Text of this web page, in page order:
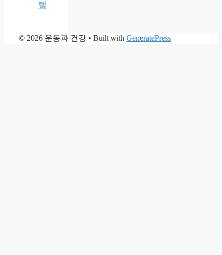
텔
© 2026 운동과 건강 • Built with GeneratePress